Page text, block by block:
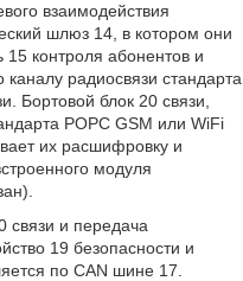
взаимодействия
шлюз 14, в котором они
контроля абонентов и
радиосвязи стандарта
Бортовой блок 20 связи,
РОРС GSM или WiFi
их расшифровку и
модуля
связи и передача
19 безопасности и
по CAN шине 17.